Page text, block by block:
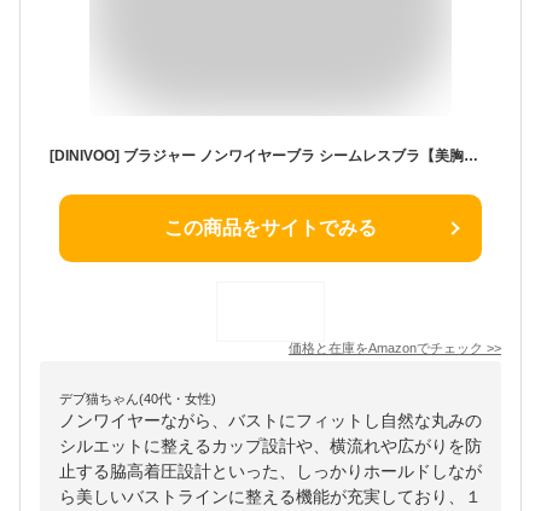
[DINIVOO] ブラジャー ノンワイヤーブラ シームレスブラ【美胸・谷間メイク】ふっくら自然なバストをメイク バストアップ 締め付け感がない 背中すっきり 通気性 柔らかい レディース インナー (XL, ベージュ)
この商品をサイトでみる
価格と在庫をAmazonでチェック >>
デブ猫ちゃん(40代・女性)
ノンワイヤーながら、バストにフィットし自然な丸みの
シルエットに整えるカップ設計や、横流れや広がりを防
止する脇高着圧設計といった、しっかりホールドしなが
ら美しいバストラインに整える機能が充実しており、１